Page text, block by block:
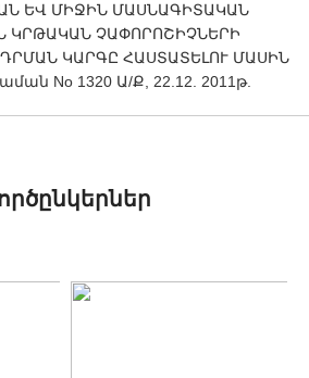
ԵՎ ՄԻՋԻՆ ՄԱՍՆԱԳԻՏԱԿԱՆ
ԿՐԹԱԿԱՆ ՉԱՓՈՐՈՇԻՉՆԵՐԻ
ԿԱՐԳԸ ՀԱՍՏԱՏԵԼՈՒ ՄԱՍԻՆ
No 1320 Ա/Ք, 22.12. 2011թ.